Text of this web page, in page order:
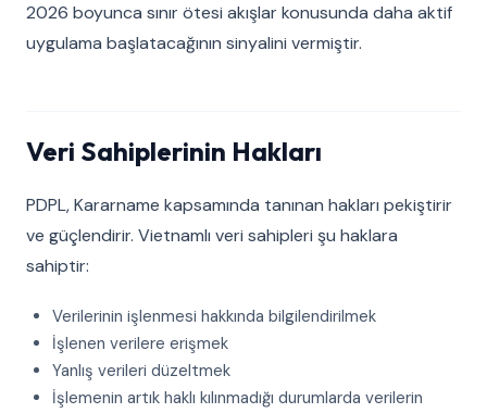
2026 boyunca sınır ötesi akışlar konusunda daha aktif
uygulama başlatacağının sinyalini vermiştir.
Veri Sahiplerinin Hakları
PDPL, Kararname kapsamında tanınan hakları pekiştirir
ve güçlendirir. Vietnamlı veri sahipleri şu haklara
sahiptir:
Verilerinin işlenmesi hakkında bilgilendirilmek
İşlenen verilere erişmek
Yanlış verileri düzeltmek
İşlemenin artık haklı kılınmadığı durumlarda verilerin